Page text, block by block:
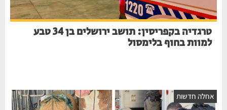
טרגדיה בקפריסין: תושב ירושלים בן 34 טבע
למוות בחוף בלימסול
אחלה חדשות